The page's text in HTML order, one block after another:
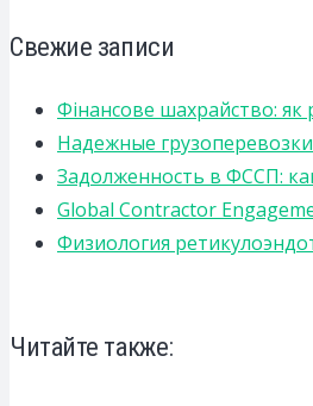
Свежие записи
Фінансове шахрайство: як
Надежные
Задолженность в ФССП:
Global Contractor
Физиология
Читайте также: